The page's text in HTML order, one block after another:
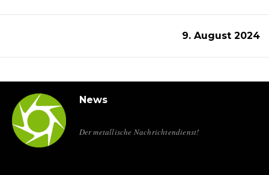
9. August 2024
News
Der metallische Nachrichtendienst!